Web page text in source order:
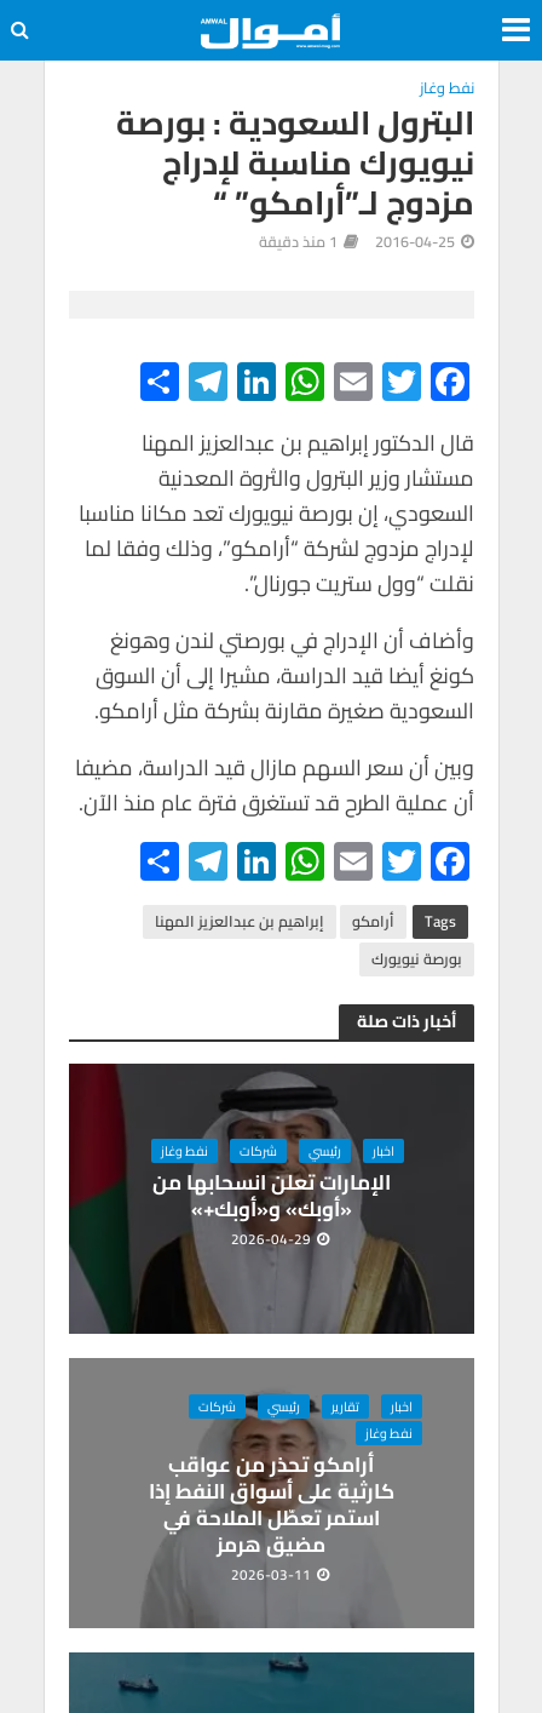
نفط وغاز
البترول السعودية : بورصة
نيويورك مناسبة لإدراج
مزدوج لـ”أرامكو” “
2016-04-25 1 منذ دقيقة
F
ac
e
b
o
o
k
T
wi
tt
er
E
m
ail
W
h
at
s
A
p
p
Li
n
ke
dI
n
Te
le
gr
a
m
e
قال الدكتور إبراهيم بن عبدالعزيز المهنا
مستشار وزير البترول والثروة المعدنية
السعودي، إن بورصة نيويورك تعد مكانا مناسبا
لإدراج مزدوج لشركة “أرامكو”، وذلك وفقا لما
نقلت “وول ستريت جورنال”.
وأضاف أن الإدراج في بورصتي لندن وهونغ
كونغ أيضا قيد الدراسة، مشيرا إلى أن السوق
السعودية صغيرة مقارنة بشركة مثل أرامكو.
وبين أن سعر السهم مازال قيد الدراسة، مضيفا
أن عملية الطرح قد تستغرق فترة عام منذ الآن.
F
ac
e
b
o
o
T
wi
tt
er
E
m
ail
W
h
at
p
p
Li
n
ke
Te
le
gr Tags أرامكو
إبراهيم بن عبدالعزيز المهنا
بورصة نيويورك
أخبار ذات صلة
اخبار رئيسي شركات نفط وغاز
الإمارات تعلن انسحابها من
«أوبك» و«أوبك+»
2026-04-29
اخبار تقارير رئيسي
شركات
نفط وغاز
أرامكو تحذر من عواقب
كارثية على أسواق النفط إذا
استمر تعطّل الملاحة في
مضيق هرمز
2026-03-11